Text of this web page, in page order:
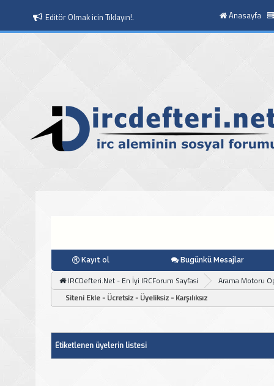
Moderatör Olmak icin Tıklayın!. Anasayfa
Kayıt ol Bugünkü Mesajlar
IRCDefteri.Net - En İyi IRCForum Sayfasi
Arama Motoru
Siteni Ekle - Ücretsiz - Üyeliksiz - Karşılıksız
Etiketlenen üyelerin listesi